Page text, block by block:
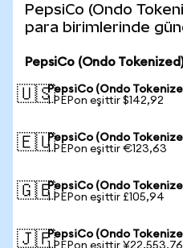
PepsiCo (Ondo
para birimlerinde
PepsiCo (Ondo
🇺🇸PepsiCo (Ondo
1 PEPon eşittir $142,92
🇪🇺PepsiCo (Ondo
1 PEPon eşittir €123,63
🇬🇧PepsiCo (Ondo
1 PEPon eşittir £105,94
🇯🇵PepsiCo (Ondo
1 PEPon eşittir ¥22.553,76